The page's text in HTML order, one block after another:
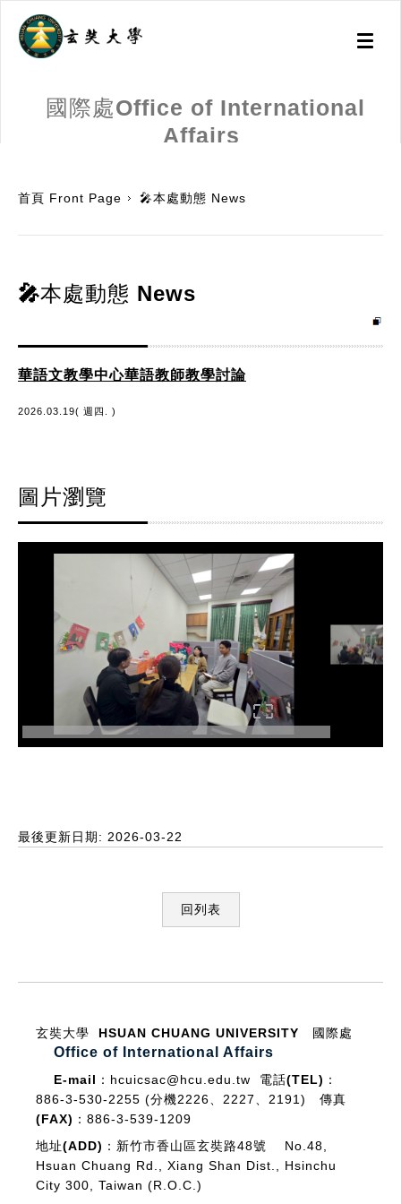
Toggle
國際處Office of International
Affairs
首頁 Front Page 🎤本處動態 News
🎤本處動態 News
華語文教學中心華語教師教學討論
2026.03.19( 週四. )
圖片瀏覽
最後更新日期: 2026-03-22
回列表
玄奘大學 HSUAN CHUANG UNIVERSITY 國際處
Office of International Affairs
E-mail： hcuicsac@hcu.edu.tw 電話(TEL)：
886-3-530-2255 (分機2226、2227、2191) 傳真
(FAX)： 886-3-539-1209
地址(ADD)： 新竹市香山區玄奘路48號 No.48,
Hsuan Chuang Rd., Xiang Shan Dist., Hsinchu
City 300, Taiwan (R.O.C.)